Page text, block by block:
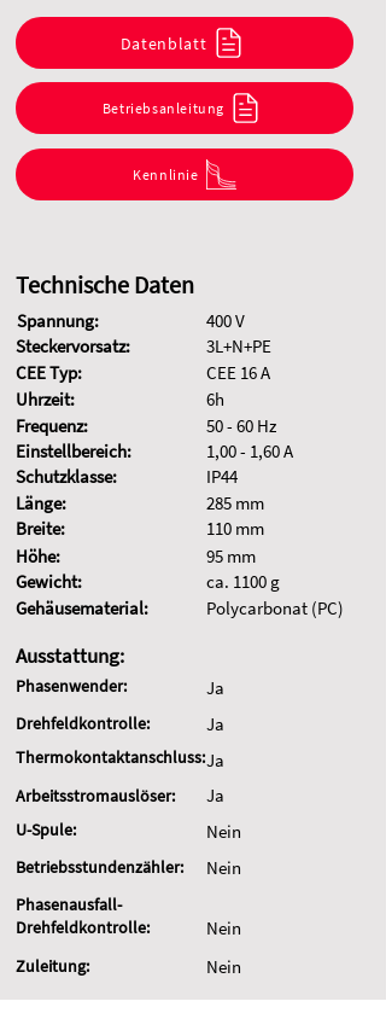
Datenblatt
Betriebsanleitung
Kennlinie
Technische Daten
Spannung:
Steckervorsatz:
CEE Typ:
Uhrzeit:
Frequenz:
Einstellbereich:
Schutzklasse:
Länge:
Breite:
Höhe:
Gewicht:
Gehäusematerial:
400 V
3L+N+PE
CEE 16 A
6h
50 - 60 Hz
1,00 - 1,60 A
IP44
285 mm
110 mm
95 mm
ca. 1100 g
Polycarbonat (PC)
Ausstattung:
Phasenwender: Ja
Drehfeldkontrolle: Ja
Thermokontaktanschluss:Ja
Arbeitsstromauslöser:
U-Spule:
Ja
Nein
Betriebsstundenzähler: Nein
Phasenausfall-
Drehfeldkontrolle:
Nein
Zuleitung: Nein